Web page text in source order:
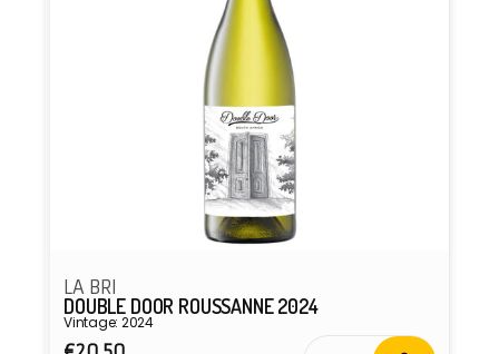
LA BRI
DOUBLE DOOR ROUSSANNE 2024
Vintage: 2024